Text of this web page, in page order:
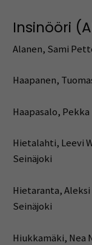
Insinööri
Alanen,
Seinäjoki
Seinäjoki